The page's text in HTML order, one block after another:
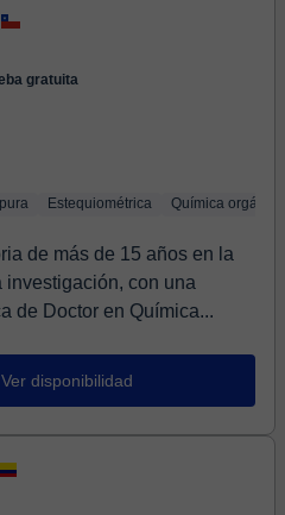
gratuita
Estequiométrica Química orgánica
de más de 15 años en la
con una
de Doctor en Química...
Ver disponibilidad